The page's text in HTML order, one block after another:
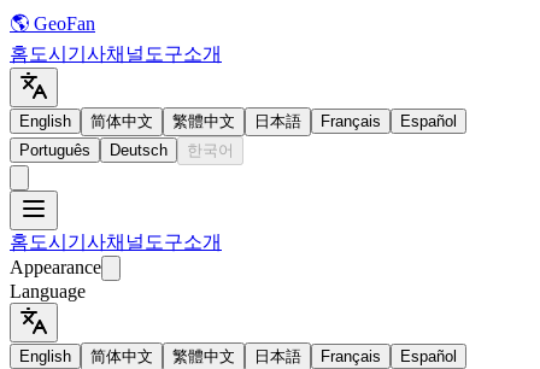
🌎 GeoFan
홈도시 기사채널 도구소개
English 简体中文 繁體中文 日本語 Français
Español
Português
Deutsch 한국어
홈도시 기사채널 도구소개
Appearance
Language
English 简体中文 繁體中文 日本語 Français
Español